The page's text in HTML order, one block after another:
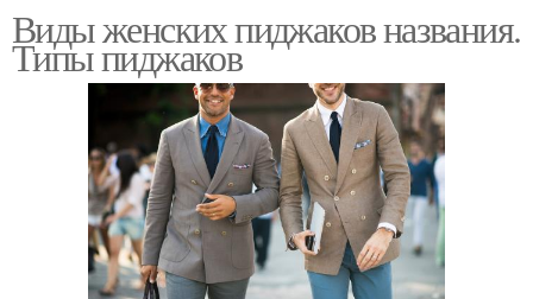
Виды женских пиджаков названия.
Типы пиджаков